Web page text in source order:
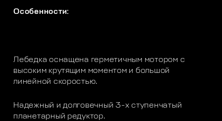
Особенности:
Лебедка оснащена герметичным мотором с
высоким крутящим моментом и большой
линейной скоростью.
Надежный и долговечный 3-х ступенчатый
планетарный редуктор.